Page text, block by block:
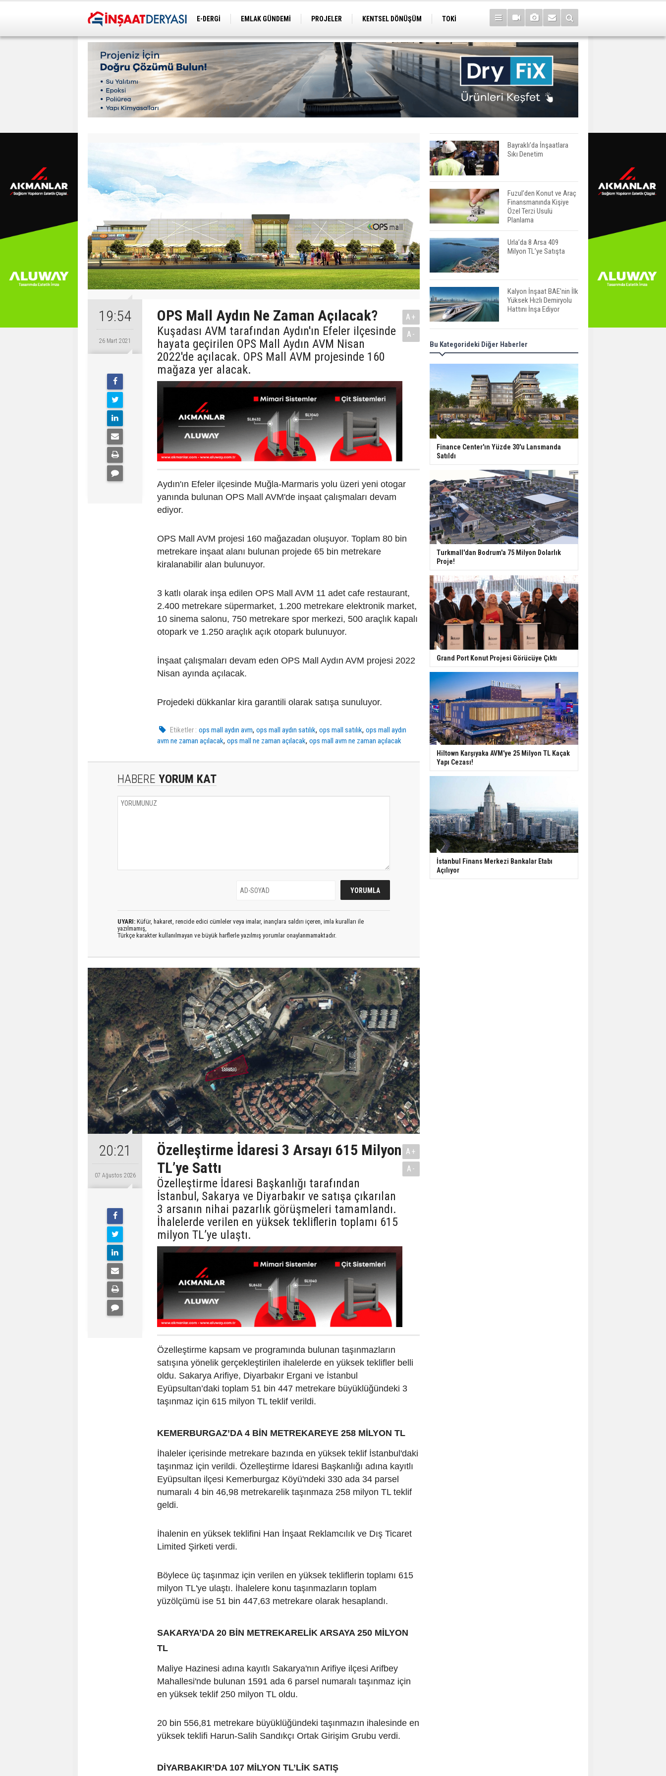
E-DERGİ EMLAK GÜNDEMİ PROJELER KENTSEL DÖNÜŞÜM
TOKİ
19:54
26 Mart 2021
OPS Mall Aydın Ne Zaman Açılacak?
Kuşadası AVM tarafından Aydın'ın Efeler ilçesinde
hayata geçirilen OPS Mall Aydın AVM Nisan
2022'de açılacak. OPS Mall AVM projesinde 160
mağaza yer alacak.
A+
A-
Aydın'ın Efeler ilçesinde Muğla-Marmaris yolu üzeri yeni otogar
yanında bulunan OPS Mall AVM'de inşaat çalışmaları devam
ediyor.
OPS Mall AVM projesi 160 mağazadan oluşuyor. Toplam 80 bin
metrekare inşaat alanı bulunan projede 65 bin metrekare
kiralanabilir alan bulunuyor.
3 katlı olarak inşa edilen OPS Mall AVM 11 adet cafe restaurant,
2.400 metrekare süpermarket, 1.200 metrekare elektronik market,
10 sinema salonu, 750 metrekare spor merkezi, 500 araçlık kapalı
otopark ve 1.250 araçlık açık otopark bulunuyor.
İnşaat çalışmaları devam eden OPS Mall Aydın AVM projesi 2022
Nisan ayında açılacak.
Projedeki dükkanlar kira garantili olarak satışa sunuluyor.
Etiketler : ops mall aydın avm,ops mall aydın satılık,ops mall satılık,ops mall aydın
avm ne zaman açılacak, ops mall ne zaman açılacak, ops mall avm ne zaman açılacak
HABERE YORUM KAT
UYARI: Küfür, hakaret, rencide edici cümleler veya imalar, inançlara saldırı içeren, imla kuralları ile
yazılmamış,
Türkçe karakter kullanılmayan ve büyük harflerle yazılmış yorumlar onaylanmamaktadır.
20:21
07 Ağustos 2026
Özelleştirme İdaresi 3 Arsayı 615 Milyon
TL’ye Sattı
Özelleştirme İdaresi Başkanlığı tarafından
İstanbul, Sakarya ve Diyarbakır ve satışa çıkarılan
3 arsanın nihai pazarlık görüşmeleri tamamlandı.
İhalelerde verilen en yüksek tekliflerin toplamı 615
milyon TL’ye ulaştı.
A+
A-
Özelleştirme kapsam ve programında bulunan taşınmazların
satışına yönelik gerçekleştirilen ihalelerde en yüksek teklifler belli
oldu. Sakarya Arifiye, Diyarbakır Ergani ve İstanbul
Eyüpsultan’daki toplam 51 bin 447 metrekare büyüklüğündeki 3
taşınmaz için 615 milyon TL teklif verildi.
KEMERBURGAZ’DA 4 BİN METREKAREYE 258 MİLYON TL
İhaleler içerisinde metrekare bazında en yüksek teklif İstanbul'daki
taşınmaz için verildi. Özelleştirme İdaresi Başkanlığı adına kayıtlı
Eyüpsultan ilçesi Kemerburgaz Köyü'ndeki 330 ada 34 parsel
numaralı 4 bin 46,98 metrekarelik taşınmaza 258 milyon TL teklif
geldi.
İhalenin en yüksek teklifini Han İnşaat Reklamcılık ve Dış Ticaret
Limited Şirketi verdi.
Böylece üç taşınmaz için verilen en yüksek tekliflerin toplamı 615
milyon TL'ye ulaştı. İhalelere konu taşınmazların toplam
yüzölçümü ise 51 bin 447,63 metrekare olarak hesaplandı.
SAKARYA’DA 20 BİN METREKARELİK ARSAYA 250 MİLYON
TL
Maliye Hazinesi adına kayıtlı Sakarya'nın Arifiye ilçesi Arifbey
Mahallesi'nde bulunan 1591 ada 6 parsel numaralı taşınmaz için
en yüksek teklif 250 milyon TL oldu.
20 bin 556,81 metrekare büyüklüğündeki taşınmazın ihalesinde en
yüksek teklifi Harun-Salih Sandıkçı Ortak Girişim Grubu verdi.
DİYARBAKIR’DA 107 MİLYON TL’LİK SATIŞ
Bayraklı’da İnşaatlara
Sıkı Denetim
Fuzul’den Konut ve Araç
Finansmanında Kişiye
Özel Terzi Usulü
Planlama
Urla’da 8 Arsa 409
Milyon TL’ye Satışta
Kalyon İnşaat BAE'nin İlk
Yüksek Hızlı Demiryolu
Hattını İnşa Ediyor
ABD'de Konut Kredisi
Faizi Son Bir Yılın En
TOKİ 51 İlde 540 Konut
ve İş Yerini Satışa
Sunuyor
Yatırımcıların Bina Tercihi
Değişiyor: Dijital Altyapı
TOKİ'nin Kiralık Sosyal
Konut Modeli Kiraları
Düşürür Mü?
İkinci El Konut Fiyatları
İspanya'da Bir Yılda
Yüzde 16,2 Arttı
Konut Satışları Güçlü
Seyrini Korudu Yabancıya
Satış Geriledi
Bu Kategorideki Diğer Haberler
Finance Center'ın Yüzde 30'u Lansmanda
Satıldı
Turkmall'dan Bodrum'a 75 Milyon Dolarlık
Proje!
Grand Port Konut Projesi Görücüye Çıktı
Hiltown Karşıyaka AVM'ye 25 Milyon TL Kaçak
Yapı Cezası!
İstanbul Finans Merkezi Bankalar Etabı
Açılıyor